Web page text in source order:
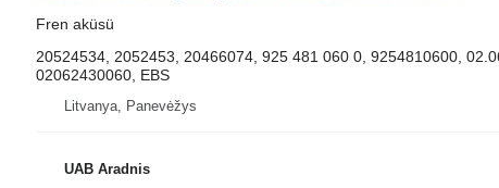
Fren aküsü
20524534, 2052453, 20466074, 925 481 060 0, 9254810600,
02062430060, EBS
Litvanya, Panevėžys
UAB Aradnis